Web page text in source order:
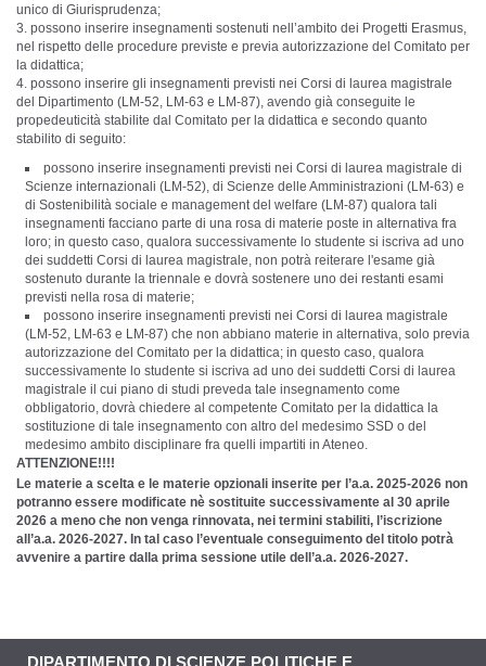
unico di Giurisprudenza;
possono inserire insegnamenti sostenuti nell’ambito dei Progetti Erasmus,
nel rispetto delle procedure previste e previa autorizzazione del Comitato per
la didattica;
possono inserire gli insegnamenti previsti nei Corsi di laurea magistrale
del Dipartimento (LM-52, LM-63 e LM-87), avendo già conseguite le
propedeuticità stabilite dal Comitato per la didattica e secondo quanto
stabilito di seguito:
possono inserire insegnamenti previsti nei Corsi di laurea magistrale di
Scienze internazionali (LM-52), di Scienze delle Amministrazioni (LM-63) e
di Sostenibilità sociale e management del welfare (LM-87) qualora tali
insegnamenti facciano parte di una rosa di materie poste in alternativa fra
loro; in questo caso, qualora successivamente lo studente si iscriva ad uno
dei suddetti Corsi di laurea magistrale, non potrà reiterare l'esame già
sostenuto durante la triennale e dovrà sostenere uno dei restanti esami
previsti nella rosa di materie;
possono inserire insegnamenti previsti nei Corsi di laurea magistrale
(LM-52, LM-63 e LM-87) che non abbiano materie in alternativa, solo previa
autorizzazione del Comitato per la didattica; in questo caso, qualora
successivamente lo studente si iscriva ad uno dei suddetti Corsi di laurea
magistrale il cui piano di studi preveda tale insegnamento come
obbligatorio, dovrà chiedere al competente Comitato per la didattica la
sostituzione di tale insegnamento con altro del medesimo SSD o del
medesimo ambito disciplinare fra quelli impartiti in Ateneo.
ATTENZIONE!!!!
Le materie a scelta e le materie opzionali inserite per l’a.a. 2025-2026 non
potranno essere modificate nè sostituite successivamente al 30 aprile
2026 a meno che non venga rinnovata, nei termini stabiliti, l’iscrizione
all’a.a. 2026-2027. In tal caso l’eventuale conseguimento del titolo potrà
avvenire a partire dalla prima sessione utile dell’a.a. 2026-2027.
DIPARTIMENTO DI SCIENZE POLITICHE E